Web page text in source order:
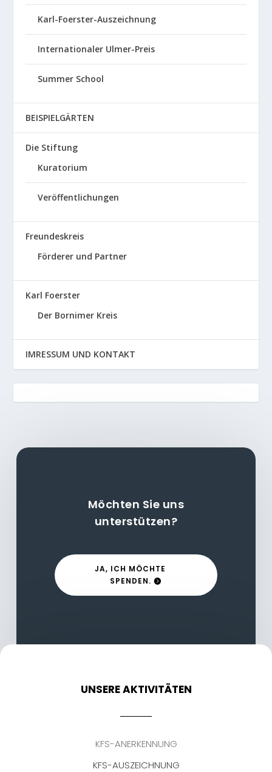
Karl-Foerster-Auszeichnung
Internationaler Ulmer-Preis
Summer School
BEISPIELGÄRTEN
Die Stiftung
Kuratorium
Veröffentlichungen
Freundeskreis
Förderer und Partner
Karl Foerster
Der Bornimer Kreis
IMRESSUM UND KONTAKT
Möchten Sie uns
unterstützen?
JA, ICH MÖCHTE
SPENDEN.
UNSERE AKTIVITÄTEN
KFS-ANERKENNUNG
KFS-AUSZEICHNUNG